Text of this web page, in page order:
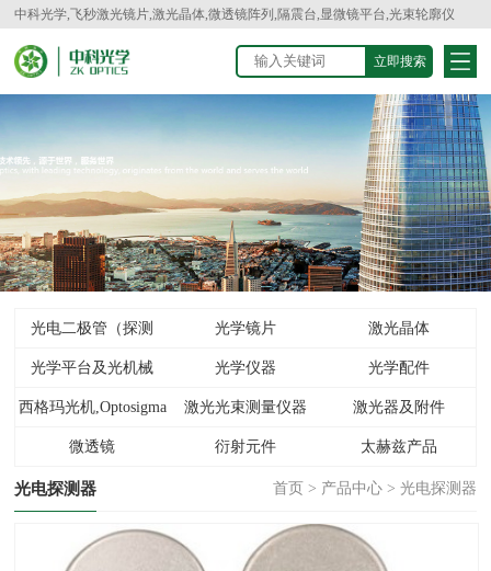
中科光学,飞秒激光镜片,激光晶体,微透镜阵列,隔震台,显微镜平台,光束轮廓仪
光电二极管（探测
器）
光学镜片 激光晶体
光学平台及光机械 光学仪器 光学配件
西格玛光机,Optosigma 激光光束测量仪器 激光器及附件
微透镜 衍射元件 太赫兹产品
光电探测器 首页 > 产品中心> 光电探测器